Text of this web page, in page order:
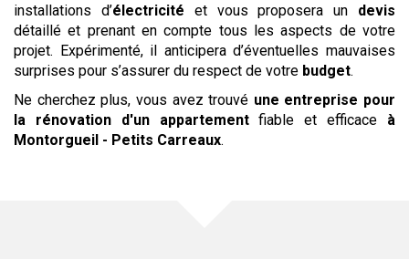
installations d’électricité et vous proposera un devis
détaillé et prenant en compte tous les aspects de votre
projet. Expérimenté, il anticipera d’éventuelles mauvaises
surprises pour s’assurer du respect de votre budget.
Ne cherchez plus, vous avez trouvé une entreprise pour
la rénovation d'un appartementfiable et efficace
à
Montorgueil - Petits Carreaux.